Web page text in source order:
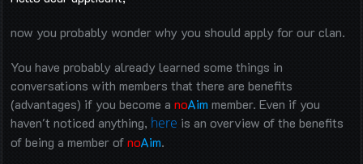
now you probably wonder why you should apply for our clan.
You have probably already learned some things in
conversations with members that there are benefits
(advantages) if you become a noAimmember. Even if you
haven't noticed anything, here is an overview of the benefits
of being a member ofnoAim.